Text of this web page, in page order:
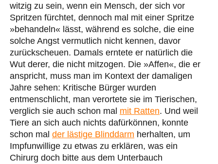
witzig zu sein, wenn ein Mensch, der sich vor
Spritzen fürchtet, dennoch mal mit einer Spritze
»behandeln« lässt, während es solche, die eine
solche Angst vermutlich nicht kennen, davor
zurückscheuen. Damals erntete er natürlich die
Wut derer, die nicht mitzogen. Die »Affen«, die er
anspricht, muss man im Kontext der damaligen
Jahre sehen: Kritische Bürger wurden
entmenschlicht, man verortete sie im Tierischen,
verglich sie auch schon mal mit Ratten. Und weil
Tiere an sich auch nichts dafürkönnen, konnte
schon mal der lästige Blinddarm herhalten, um
Impfunwillige zu etwas zu erklären, was ein
Chirurg doch bitte aus dem Unterbauch